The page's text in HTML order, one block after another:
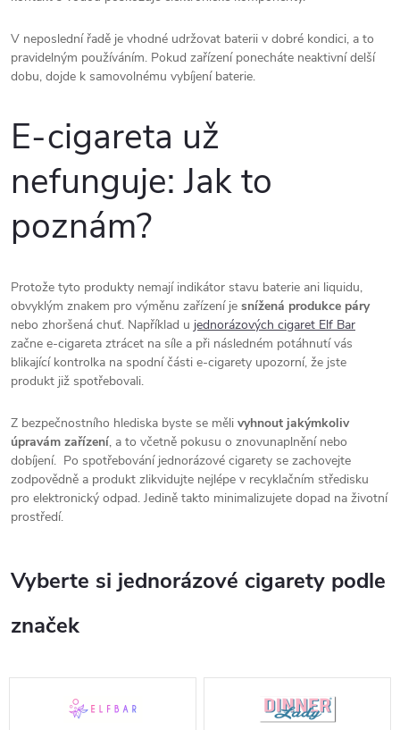
V neposlední řadě je vhodné udržovat baterii v dobré kondici, a to
pravidelným používáním. Pokud zařízení ponecháte neaktivní delší
dobu, dojde k samovolnému vybíjení baterie.
E-cigareta už
nefunguje: Jak to
poznám?
Protože tyto produkty nemají indikátor stavu baterie ani liquidu,
obvyklým znakem pro výměnu zařízení je snížená produkce páry
nebo zhoršená chuť. Například u jednorázových cigaret Elf Bar
začne e-cigareta ztrácet na síle a při následném potáhnutí vás
blikající kontrolka na spodní části e-cigarety upozorní, že jste
produkt již spotřebovali.
Z bezpečnostního hlediska byste se měli vyhnout jakýmkoliv
úpravám zařízení, a to včetně pokusu o znovunaplnění nebo
dobíjení. Po spotřebování jednorázové cigarety se zachovejte
zodpovědně a produkt zlikvidujte nejlépe v recyklačním středisku
pro elektronický odpad. Jedině takto minimalizujete dopad na životní
prostředí.
Vyberte si jednorázové cigarety podle
značek